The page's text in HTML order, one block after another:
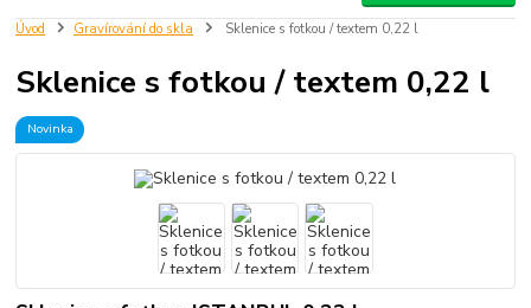
Úvod Gravírování do skla Sklenice s fotkou / textem 0,22 l
Sklenice s fotkou / textem 0,22 l
Novinka